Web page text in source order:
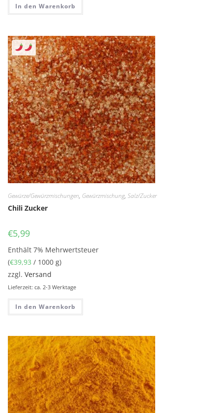
In den Warenkorb
Gewürze/Gewürzmischungen, Gewürzmischung,Salz/Zucker
Chili Zucker
€5,99
Enthält 7% Mehrwertsteuer
(€39,93 / 1000 g)
zzgl.Versand
Lieferzeit: ca. 2-3 Werktage
In den Warenkorb